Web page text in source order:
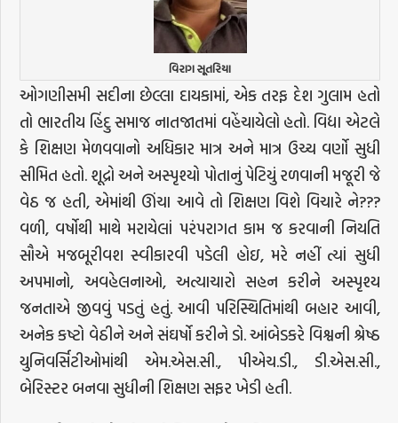
વિરાગ સૂતરિયા
ઓગણીસમી સદીના છેલ્લા દાયકામાં, એક તરફ દેશ ગુલામ હતો
તો ભારતીય હિંદુ સમાજ નાતજાતમાં વહેંચાયેલો હતો. વિદ્યા એટલે
કે શિક્ષણ મેળવવાનો અધિકાર માત્ર અને માત્ર ઉચ્ચ વર્ણો સુધી
સીમિત હતો. શૂદ્રો અને અસ્પૃશ્યો પોતાનું પેટિયું રળવાની મજૂરી જે
વેઠ જ હતી, એમાંથી ઊંચા આવે તો શિક્ષણ વિશે વિચારે ને???
વળી, વર્ષોથી માથે મરાયેલાં પરંપરાગત કામ જ કરવાની નિયતિ
સૌએ મજબૂરીવશ સ્વીકારવી પડેલી હોઇ, મરે નહીં ત્યાં સુધી
અપમાનો, અવહેલનાઓ, અત્યાચારો સહન કરીને અસ્પૃશ્ય
જનતાએ જીવવું પડતું હતું. આવી પરિસ્થિતિમાંથી બહાર આવી,
અનેક કષ્ટો વેઠીને અને સંઘર્ષો કરીને ડો. આંબેડકરે વિશ્વની શ્રેષ્ઠ
યુનિવર્સિટીઓમાંથી એમ.એસ.સી., પીએચ.ડી., ડી.એસ.સી.,
બેરિસ્ટર બનવા સુધીની શિક્ષણ સફર ખેડી હતી.